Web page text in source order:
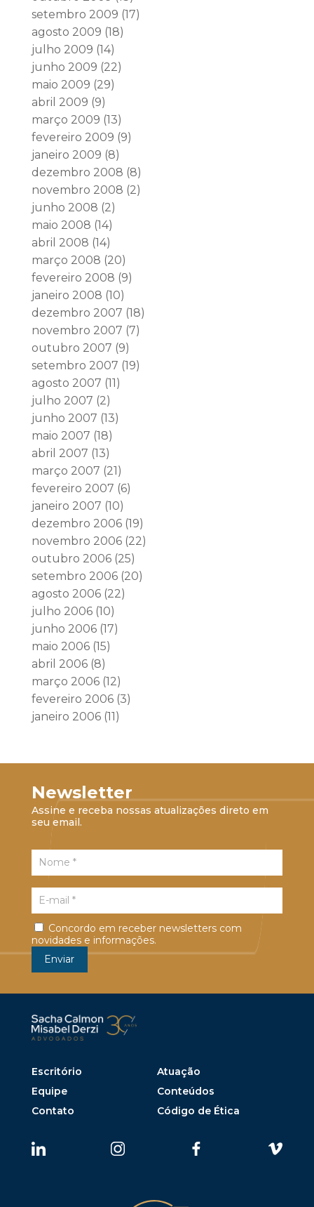
setembro 2009 (17)
agosto 2009 (18)
julho 2009 (14)
junho 2009 (22)
maio 2009 (29)
abril 2009 (9)
março 2009 (13)
fevereiro 2009 (9)
janeiro 2009 (8)
dezembro 2008 (8)
novembro 2008 (2)
junho 2008 (2)
maio 2008 (14)
abril 2008 (14)
março 2008 (20)
fevereiro 2008 (9)
janeiro 2008 (10)
dezembro 2007 (18)
novembro 2007 (7)
outubro 2007 (9)
setembro 2007 (19)
agosto 2007 (11)
julho 2007 (2)
junho 2007 (13)
maio 2007 (18)
abril 2007 (13)
março 2007 (21)
fevereiro 2007 (6)
janeiro 2007 (10)
dezembro 2006(19)
novembro 2006(22)
outubro 2006(25)
setembro 2006(20)
agosto 2006(22)
julho 2006(10)
junho 2006(17)
maio 2006(15)
abril 2006(8)
março 2006(12)
fevereiro 2006(3)
janeiro 2006(11)
Newsletter
Assine e receba nossas atualizações direto em
seu email.
Concordo em receber newsletters com
novidades e informações.
Escritório
Atuação
Equipe
Conteúdos
Contato
Código de Ética